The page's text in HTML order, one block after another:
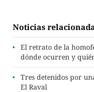
Noticias
El retrato de la
dónde ocurren y
Tres detenidos por
El Raval